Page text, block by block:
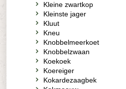
Kleine zwartkop
Kleinste jager
Kluut
Kneu
Knobbelmeerkoet
Knobbelzwaan
Koekoek
Koereiger
Kokardezaagbek